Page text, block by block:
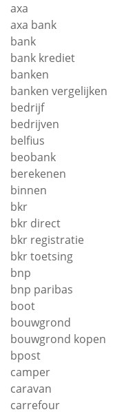
axa
axa bank
bank
bank krediet
banken
banken vergelijken
bedrijf
bedrijven
belfius
beobank
berekenen
binnen
bkr
bkr direct
bkr registratie
bkr toetsing
bnp
bnp paribas
boot
bouwgrond
bouwgrond kopen
bpost
camper
caravan
carrefour